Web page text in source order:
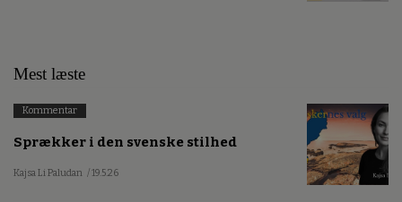
Mest læste
Kommentar
Sprækker i den svenske stilhed
Kajsa Li Paludan / 19.5.26